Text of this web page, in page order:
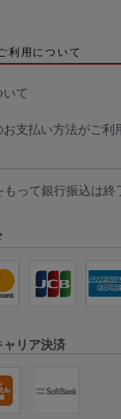
利用について
て
支払い方法がご利
って銀行振込は終
ャリア決済